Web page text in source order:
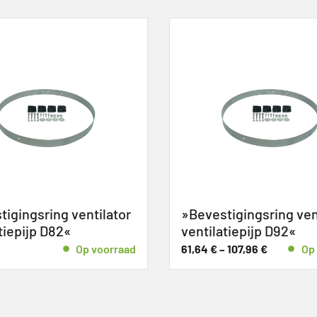
ventilator
D82«
Op voorraad
»Bevestigingsring
ventilatiepijp D92«
61,64 €–107,96 €